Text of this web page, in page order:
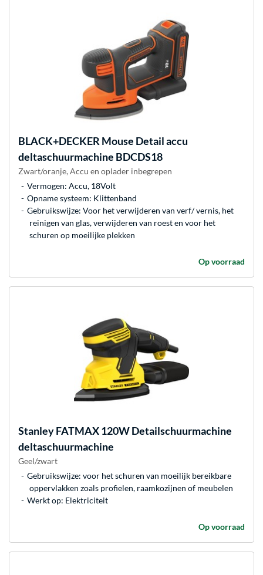
BLACK+DECKER Mouse Detail accu
deltaschuurmachine BDCDS18
Zwart/oranje, Accu en oplader inbegrepen
Vermogen: Accu, 18Volt
Opname systeem: Klittenband
Gebruikswijze: Voor het verwijderen van verf/ vernis, het
reinigen van glas, verwijderen van roest en voor het
schuren op moeilijke plekken
Op voorraad
StanleyFATMAX 120W Detailschuurmachine
deltaschuurmachine
Geel/zwart
Gebruikswijze: voor het schuren van moeilijk bereikbare
oppervlakken zoals profielen, raamkozijnen of meubelen
Werkt op: Elektriciteit
Op voorraad